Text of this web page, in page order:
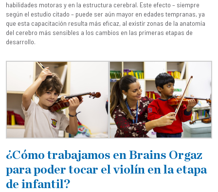
habilidades motoras y en la estructura cerebral. Este efecto – siempre
según el estudio citado – puede ser aún mayor en edades tempranas, ya
que esta capacitación resulta más eficaz, al existir zonas de la anatomía
del cerebro más sensibles a los cambios en las primeras etapas de
desarrollo.
¿Cómo trabajamos en Brains Orgaz
para poder tocar el violín en la etapa
de infantil?